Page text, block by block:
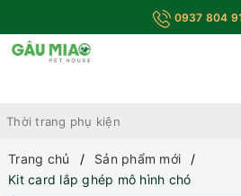
0937 804
Trang chủ
Sản phẩm mới
Kit card lắp ghép mô hình chó